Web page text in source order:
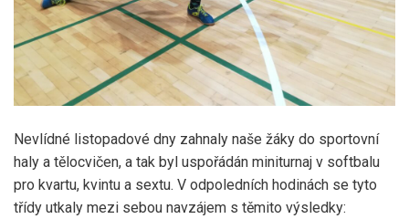
Nevlídné listopadové dny zahnaly naše žáky do sportovní
haly a tělocvičen, a tak byl uspořádán miniturnaj v softbalu
pro kvartu, kvintu a sextu. V odpoledních hodinách se tyto
třídy utkaly mezi sebou navzájem s těmito výsledky: